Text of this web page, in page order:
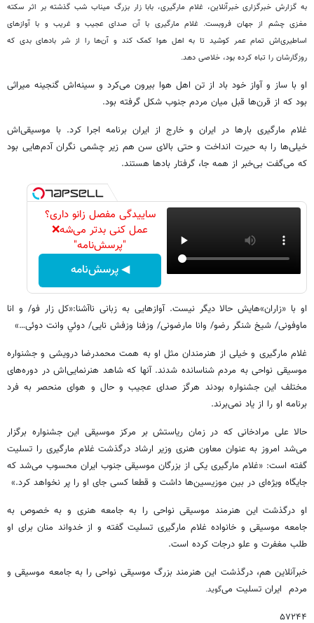
به گزارش خبرگزاری خبرآنلاین، غلام مارگیری، بابا زار بزرگ میناب شب گذشته بر اثر سکته
مغزی چشم از جهان فروبست. غلام مارگیری با آن صدای عجیب و غریب و با آوازهای
اساطیریاش تمام عمر کوشید تا به اهل هوا کمک کند و آنها را از شر بادهای بدی که
روزگارشان را تباه کرده بود، خلاصی دهد.
او با ساز و آواز خود باد از تن اهل هوا بیرون میکرد و سینهاش گنجینه میراثی
بود که از قرنها قبل میان مردم جنوب شکل گرفته بود.
غلام مارگیری بارها در ایران و خارج از ایران برنامه اجرا کرد. با موسیقیاش
خیلیها را به حیرت انداخت و حتی بالای سن هم زیر چشمی نگران آدمهایی بود
که میگفت بیخبر از همه جا، گرفتار بادها هستند.
ساییدگی مفصل زانو داری؟
عمل کنی بدتر می‌شه❌
"پرسش‌نامه"
◀ پرسش‌نامه
او با «زاران‌»هایش حالا دیگر نیست. آوازهایی به زبانی ناآشنا:‌«کل زار فو/ و انا
ماوفونی/ شیخ شنگر رضو/ وانا مارضونی/ وزفنا وزفش نایی/ دوئي وانت دوئی…»
غلام مارگیری و خیلی از هنرمندان مثل او به همت محمدرضا درویشی و جشنواره
موسیقی نواحی به مردم شناسانده شدند. آنها که شاهد هنرنماییاش در دورههای
مختلف این جشنواره بودند هرگز صدای عجیب و حال و هوای منحصر به فرد
برنامه او را از یاد نمیبرند.
حالا علی مرادخانی که در زمان ریاستش بر مرکز موسیقی این جشنواره برگزار
میشد امروز به عنوان معاون هنری وزیر ارشاد درگذشت غلام مارگیری را تسلیت
گفته است:
«غلام مارگیری یکی از بزرگان موسیقی جنوب ایران محسوب میشد که
جایگاه ویژهای در بین موزیسینها داشت و قطعا کسی جای او را پر نخواهد کرد.»
او درگذشت این هنرمند موسیقی نواحی را به جامعه هنری و به خصوص به
جامعه موسیقی و خانواده غلام مارگیری تسلیت گفته و از خدواند منان برای او
طلب مغفرت و علو درجات کرده است.
خبرآنلاین هم، درگذشت این هنرمند بزرگ موسیقی نواحی را به جامعه موسیقی و
مردم ایران تسلیت میگوید.
۵۷۲۴۴